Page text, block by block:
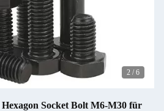
2 / 6
Socket Bolt M6-M30 für